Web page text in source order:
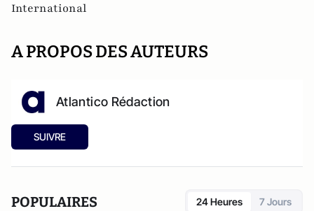
International
A PROPOS DES AUTEURS
Atlantico Rédaction
SUIVRE
POPULAIRES 24 Heures 7 Jours